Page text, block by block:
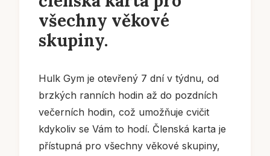
všechny věkové
skupiny.
Hulk Gym je otevřený 7 dní v týdnu, od
brzkých ranních hodin až do pozdních
večerních hodin, což umožňuje cvičit
kdykoliv se Vám to hodí. Členská karta je
přístupná pro všechny věkové skupiny,